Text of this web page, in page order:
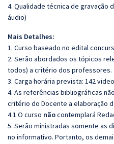
4. Qualidade técnica de gravação
áudio)
Mais Detalhes:
1. Curso baseado no edital
2. Serão abordados os tópicos
todos) a critério dos professores.
3. Carga horária prevista: 142
4. As referências bibliográficas
critério do Docente a elaboração
4.1 O curso nãocontemplará
5. Serão ministradas somente as
no informativo. Portanto, os